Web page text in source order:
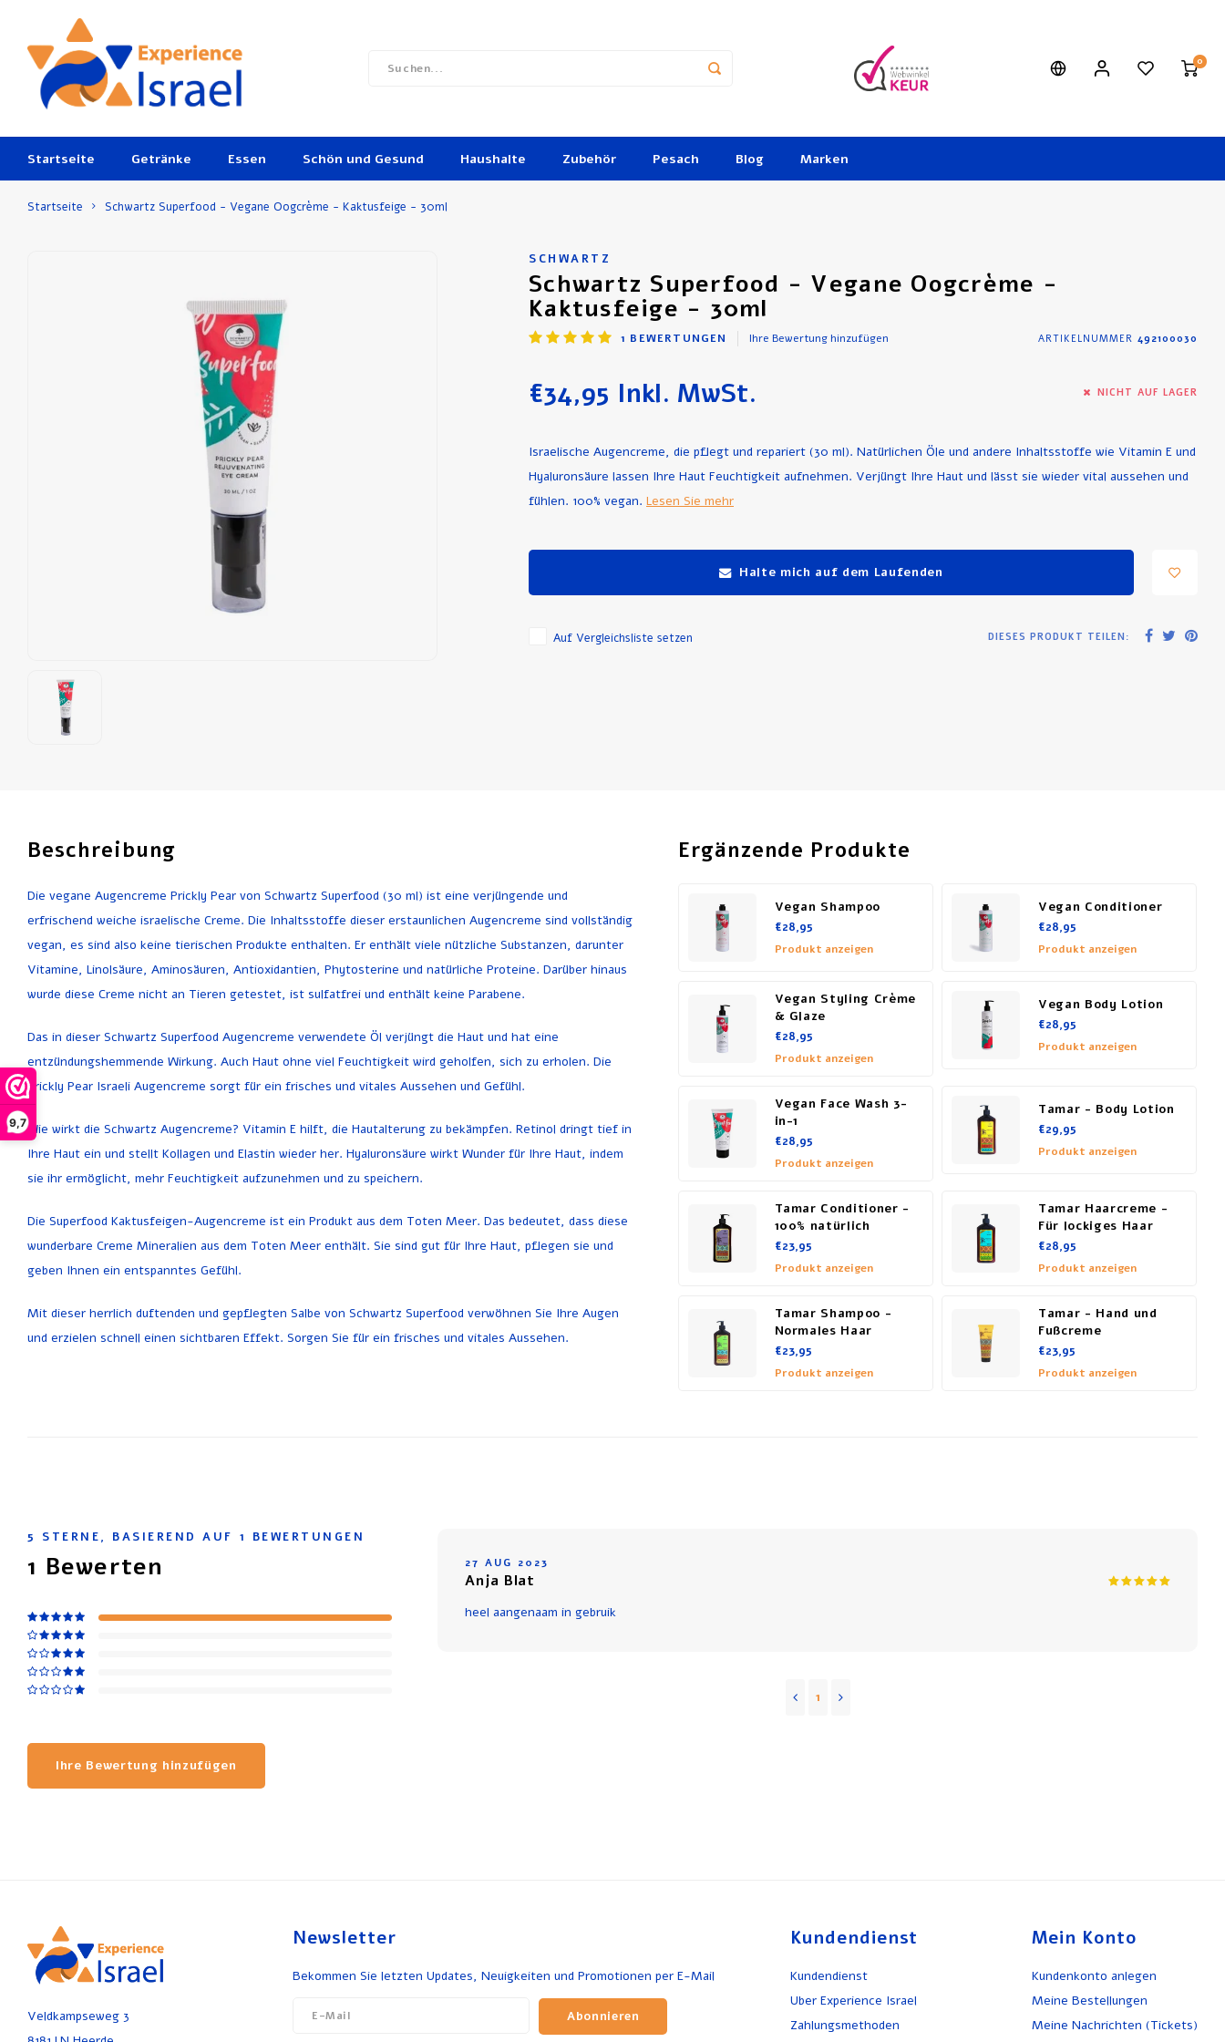
9,7
0
Startseite Getränke Essen Schön und Gesund Haushalte Zubehör Pesach Blog Marken
Startseite Schwartz Superfood - Vegane Oogcrème - Kaktusfeige - 30ml
SCHWARTZ
Schwartz Superfood - Vegane Oogcrème -
Kaktusfeige - 30ml
1 BEWERTUNGEN Ihre Bewertung hinzufügen ARTIKELNUMMER 492100030
€34,95 Inkl. MwSt. NICHT AUF LAGER
Israelische Augencreme, die pflegt und repariert (30 ml). Natürlichen Öle und andere Inhaltsstoffe wie Vitamin E und
Hyaluronsäure lassen Ihre Haut Feuchtigkeit aufnehmen. Verjüngt Ihre Haut und lässt sie wieder vital aussehen und
fühlen. 100% vegan. Lesen Sie mehr
Halte mich auf dem Laufenden
Auf Vergleichsliste setzen DIESES PRODUKT TEILEN:
Beschreibung
Die vegane Augencreme Prickly Pear von Schwartz Superfood (30 ml) ist eine verjüngende und
erfrischend weiche israelische Creme. Die Inhaltsstoffe dieser erstaunlichen Augencreme sind vollständig
vegan, es sind also keine tierischen Produkte enthalten. Er enthält viele nützliche Substanzen, darunter
Vitamine, Linolsäure, Aminosäuren, Antioxidantien, Phytosterine und natürliche Proteine. Darüber hinaus
wurde diese Creme nicht an Tieren getestet, ist sulfatfrei und enthält keine Parabene.
Das in dieser Schwartz Superfood Augencreme verwendete Öl verjüngt die Haut und hat eine
entzündungshemmende Wirkung. Auch Haut ohne viel Feuchtigkeit wird geholfen, sich zu erholen. Die
Prickly Pear Israeli Augencreme sorgt für ein frisches und vitales Aussehen und Gefühl.
Wie wirkt die Schwartz Augencreme? Vitamin E hilft, die Hautalterung zu bekämpfen. Retinol dringt tief in
Ihre Haut ein und stellt Kollagen und Elastin wieder her. Hyaluronsäure wirkt Wunder für Ihre Haut, indem
sie ihr ermöglicht, mehr Feuchtigkeit aufzunehmen und zu speichern.
Die Superfood Kaktusfeigen-Augencreme ist ein Produkt aus dem Toten Meer. Das bedeutet, dass diese
wunderbare Creme Mineralien aus dem Toten Meer enthält. Sie sind gut für Ihre Haut, pflegen sie und
geben Ihnen ein entspanntes Gefühl.
Mit dieser herrlich duftenden und gepflegten Salbe von Schwartz Superfood verwöhnen Sie Ihre Augen
und erzielen schnell einen sichtbaren Effekt. Sorgen Sie für ein frisches und vitales Aussehen.
Ergänzende Produkte
Vegan Shampoo
€28,95
Produkt anzeigen
Vegan Conditioner
€28,95
Produkt anzeigen
Vegan Styling Crème
& Glaze
€28,95
Produkt anzeigen
Vegan Body Lotion
€28,95
Produkt anzeigen
Vegan Face Wash 3-
in-1
€28,95
Produkt anzeigen
Tamar - Body Lotion
€29,95
Produkt anzeigen
Tamar Conditioner -
100% natürlich
€23,95
Produkt anzeigen
Tamar Haarcreme -
Für lockiges Haar
€28,95
Produkt anzeigen
Tamar Shampoo -
Normales Haar
€23,95
Produkt anzeigen
Tamar - Hand und
Fußcreme
€23,95
Produkt anzeigen
5 STERNE, BASIEREND AUF 1 BEWERTUNGEN
1 Bewerten
Ihre Bewertung hinzufügen
27 AUG 2023
Anja Blat
heel aangenaam in gebruik
1
Veldkampseweg 3
Newsletter
Bekommen Sie letzten Updates, Neuigkeiten und Promotionen per E-Mail
Abonnieren
Kundendienst
Kundendienst
Uber Experience Israel
Zahlungsmethoden
Mein Konto
Kundenkonto anlegen
Meine Bestellungen
Meine Nachrichten (Tickets)